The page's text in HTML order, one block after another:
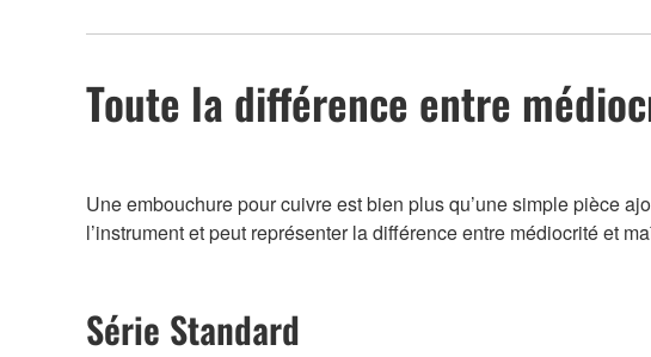
Toute la différence entre
Une embouchure pour cuivre est bien plus qu’une simple pièce
l’instrument et peut représenter la différence entre médiocrité et
Série Standard